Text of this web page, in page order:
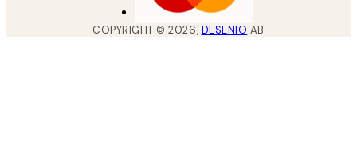
COPYRIGHT ©2026, DESENIO AB